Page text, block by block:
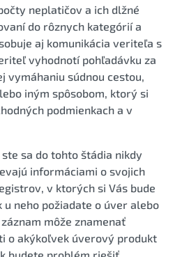
neplatičov a ich dlžné
do rôznych kategórií a
aj komunikácia veriteľa s
vyhodnotí pohľadávku za
vymáhaniu súdnou cestou,
iným spôsobom, ktorý si
podmienkach a v
sa do tohto štádia nikdy
informáciami o svojich
v ktorých si Vás bude
neho požiadate o úver alebo
môže znamenať
o akýkoľvek úverový produkt